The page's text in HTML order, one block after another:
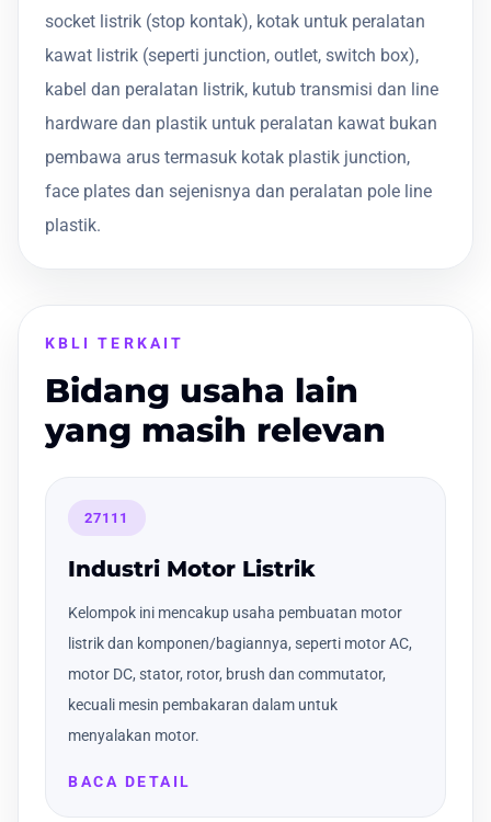
socket listrik (stop kontak), kotak untuk peralatan
kawat listrik (seperti junction, outlet, switch box),
kabel dan peralatan listrik, kutub transmisi dan line
hardware dan plastik untuk peralatan kawat bukan
pembawa arus termasuk kotak plastik junction,
face plates dan sejenisnya dan peralatan pole line
plastik.
KBLI TERKAIT
Bidang usaha lain
yang masih relevan
27111
Industri Motor Listrik
Kelompok ini mencakup usaha pembuatan motor
listrik dan komponen/bagiannya, seperti motor AC,
motor DC, stator, rotor, brush dan commutator,
kecuali mesin pembakaran dalam untuk
menyalakan motor.
BACA DETAIL